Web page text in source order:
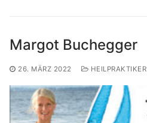
Margot Buchegger
26. MÄRZ 2022 HEILPRAKTIKER